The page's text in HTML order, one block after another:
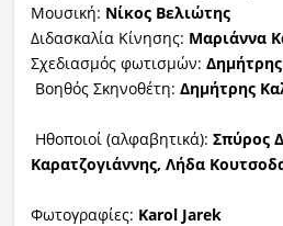
Μουσική: Νίκος Βελιώτης
Διδασκαλία Κίνησης: Μαριάννα
Σχεδιασμός φωτισμών:
Βοηθός Σκηνοθέτη: Δημήτρης
Ηθοποιοί (αλφαβητικά): Σπύρος
Καρατζογιάννης, Λήδα
Φωτογραφίες: Karol Jarek